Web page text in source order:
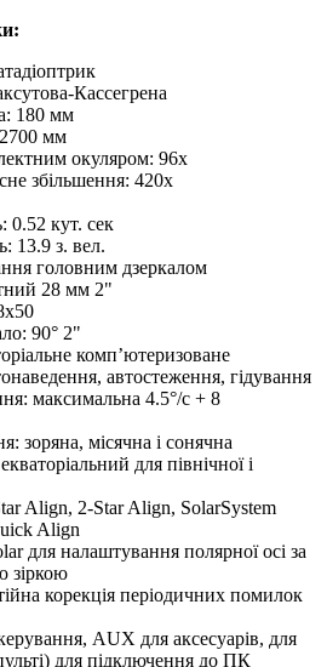
Кассегрена
180 мм
мм
окуляром: 96x
збільшення: 420x
0.52 кут. сек
13.9 з. вел.
головним дзеркалом
28 мм 2"
90° 2"
комп’ютеризоване
автостеження, гідування
максимальна 4.5°/с + 8
зоряна, місячна і сонячна
для північної і
Align, 2-Star Align, SolarSystem
Align
для налаштування полярної осі за
зіркою
корекція періодичних помилок
AUX для аксесуарів, для
для підключення до ПК